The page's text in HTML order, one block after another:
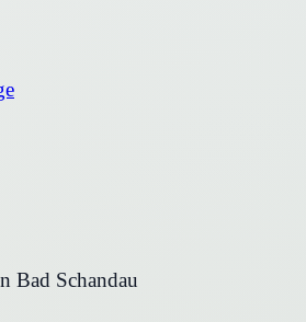
Bad Schandau